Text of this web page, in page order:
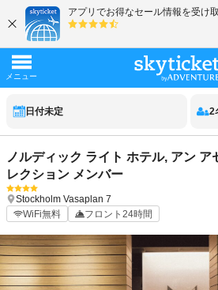
日付未定 2
ノルディック ライト ホテル, アン ア
レクション メンバー
Stockholm Vasaplan 7
WiFi無料
フロント24時間